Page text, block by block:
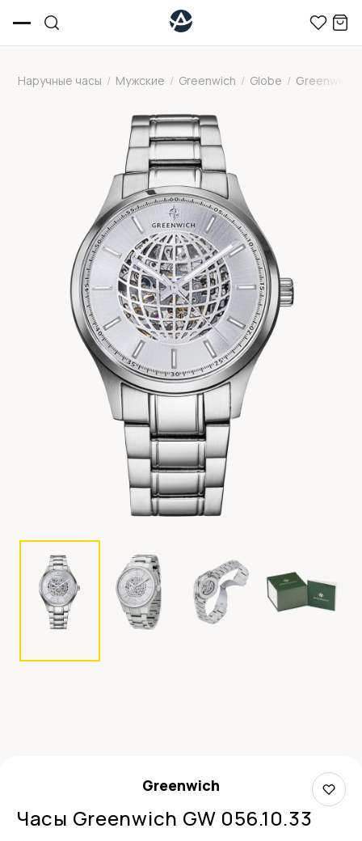
Наручные часы / Мужские / Greenwich / Globe / Greenwich
Greenwich
Часы Greenwich GW 056.10.33